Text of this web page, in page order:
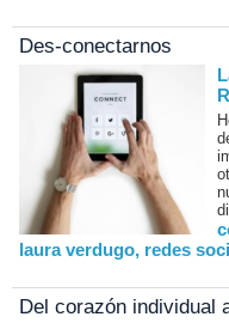
Des-conectarnos
laura verdugo, redes
Del corazón individual